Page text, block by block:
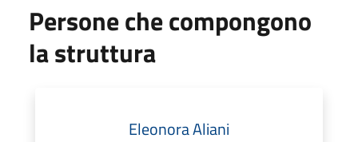
Persone che compongono
la struttura
Eleonora Aliani